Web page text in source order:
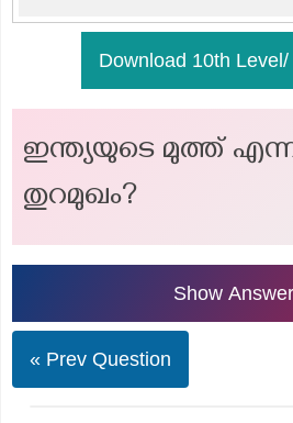
Download 10th
ഇന്ത്യയുടെ മുത്ത്
തുറമുഖം?
Show Answer
« Prev Question